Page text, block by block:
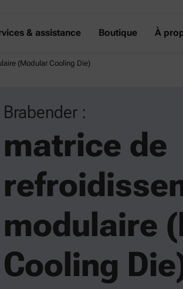
& assistance Boutique À
(Modular Cooling Die)
Brabender :
matrice de
modulaire
Cooling